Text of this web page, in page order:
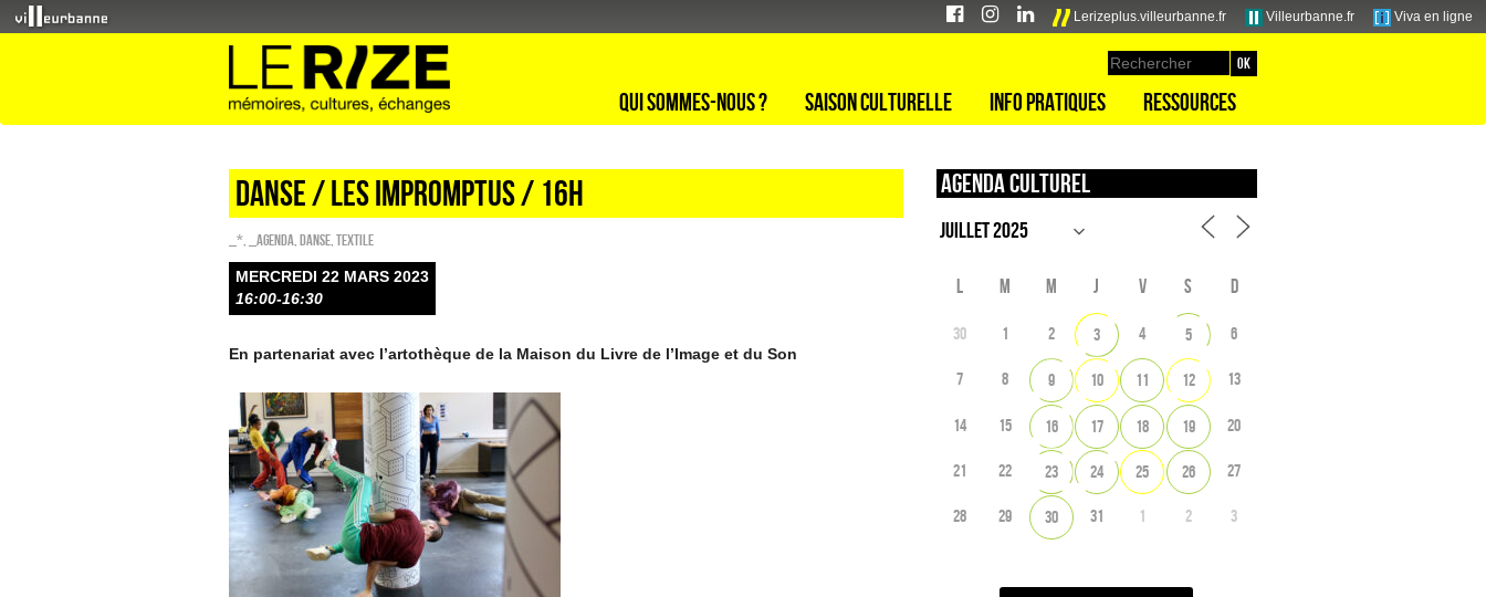
Lerizeplus.villeurbanne.fr Villeurbanne.fr Viva en ligne
Qui sommes-nous ? Saison culturelle Info pratiques Ressources
danse / LES IMPROMPTUS / 16h
_* _Agenda Danse Textile
MERCREDI 22 MARS 2023
16:00-16:30
En partenariat avec l’artothèque de la Maison du Livre de l’Image et du Son
Agenda culturel
L M M J V S D
30 1 2 3 4 5 6
7 8 9 10 11 12 13
14 15 16 17 18 19 20
21 22 23 24 25 26 27
28 29 30 31 1 2 3